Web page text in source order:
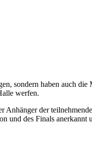
sondern haben auch
werfen.
der
und des Finals anerkannt